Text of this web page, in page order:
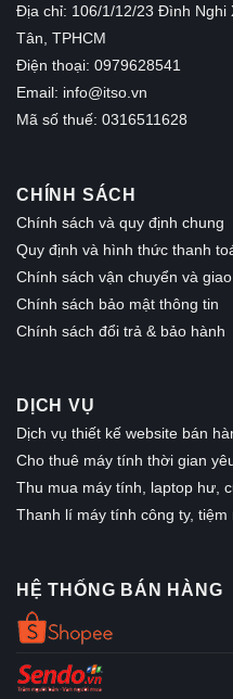
Địa chỉ: 106/1/12/23 Đình
Tân, TPHCM
Điện thoại: 0979628541
Email: info@itso.vn
Mã số thuế: 0316511628
CHÍNH SÁCH
Chính sách và quy định chung
Quy định và hình thức thanh
Chính sách vận chuyển và
Chính sách bảo mật thông tin
Chính sách đổi trả & bảo hành
DỊCH VỤ
Dịch vụ thiết kế website bán
Cho thuê máy tính thời gian
Thu mua máy tính, laptop hư,
Thanh lí máy tính công ty, tiệm
HỆ THỐNG BÁN HÀNG